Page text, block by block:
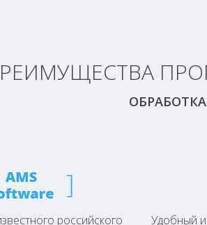
российского Удобный